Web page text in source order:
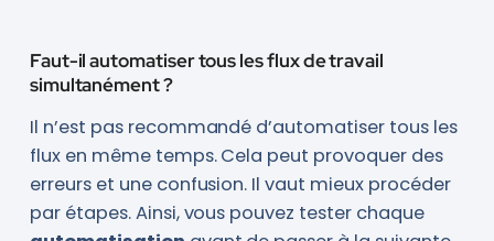
Faut-il automatiser tous les flux de travail
simultanément ?
Il n’est pas recommandé d’automatiser tous les
flux en même temps. Cela peut provoquer des
erreurs et une confusion. Il vaut mieux procéder
par étapes. Ainsi, vous pouvez tester chaque